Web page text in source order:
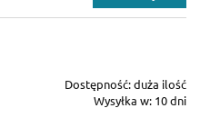
Dostępność:duża ilość
Wysyłka w: 10 dni